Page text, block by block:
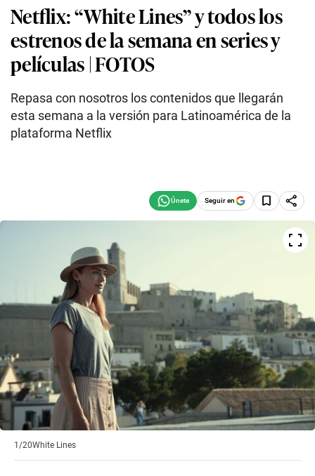
Netflix: “White Lines” y todos los
estrenos de la semana en series y
películas | FOTOS
Repasa con nosotros los contenidos que llegarán
esta semana a la versión para Latinoamérica de la
plataforma Netflix
Seguir en
1/20White Lines